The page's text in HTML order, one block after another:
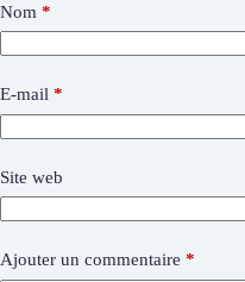
Nom *
E-mail *
Site web
Ajouter un commentaire *